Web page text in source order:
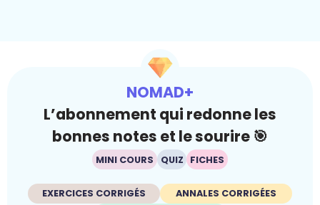
NOMAD+
L’abonnement qui redonne les
bonnes notes et le sourire 🎯
MINI COURS QUIZ FICHES
EXERCICES CORRIGÉS
ANNALES CORRIGÉES